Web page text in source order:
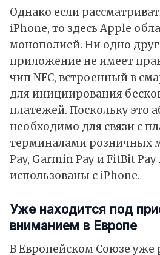
Однако если
iPhone, то здесь Apple
монополией. Ни одно
приложение не имеет
чип NFC, встроенный в
для инициирования
платежей. Поскольку это
необходимо для связи с
терминалами розничных
Pay, Garmin Pay и FitBit
использованы с iPhone.
Уже находится под
вниманием в Европе
В Европейском Союзе уже